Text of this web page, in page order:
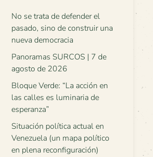
No se trata de defender el
pasado, sino de construir una
nueva democracia
Panoramas SURCOS | 7 de
agosto de 2026
Bloque Verde: “La acción en
las calles es luminaria de
esperanza”
Situación política actual en
Venezuela (un mapa político
en plena reconfiguración)